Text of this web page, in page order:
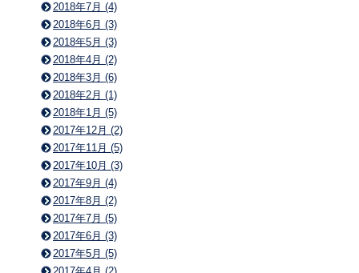
2018年7月 (4)
2018年6月 (3)
2018年5月 (3)
2018年4月 (2)
2018年3月 (6)
2018年2月 (1)
2018年1月 (5)
2017年12月 (2)
2017年11月 (5)
2017年10月 (3)
2017年9月 (4)
2017年8月 (2)
2017年7月 (5)
2017年6月 (3)
2017年5月 (5)